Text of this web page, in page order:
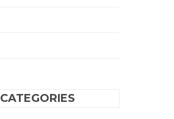
CATEGORIES